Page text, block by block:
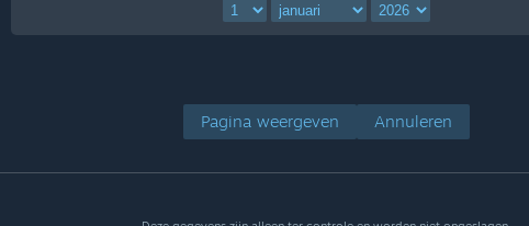
Pagina weergeven Annuleren